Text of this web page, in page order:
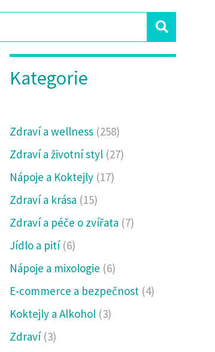
Kategorie
Zdraví a wellness (258)
Zdraví a životní styl (27)
Nápoje a Koktejly (17)
Zdraví a krása (15)
Zdraví a péče o zvířata (7)
Jídlo a pití (6)
Nápoje a mixologie (6)
E‑commerce a bezpečnost (4)
Koktejly a Alkohol (3)
Zdraví (3)